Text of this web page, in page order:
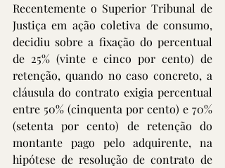
Recentemente o Superior Tribunal de
Justiça em ação coletiva de consumo,
decidiu sobre a fixação do percentual
de 25% (vinte e cinco por cento) de
retenção, quando no caso concreto, a
cláusula do contrato exigia percentual
entre 50% (cinquenta por cento) e 70%
(setenta por cento) de retenção do
montante pago pelo adquirente, na
hipótese de resolução de contrato de